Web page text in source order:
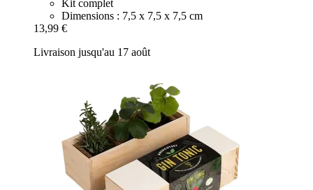
Kit complet
Dimensions : 7,5 x 7,5 x 7,5 cm
13,99 €
Livraison jusqu'au 17 août